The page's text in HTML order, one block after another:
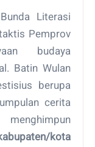
Literasi
Pemprov
budaya
Batin Wulan
berupa
cerita
kota